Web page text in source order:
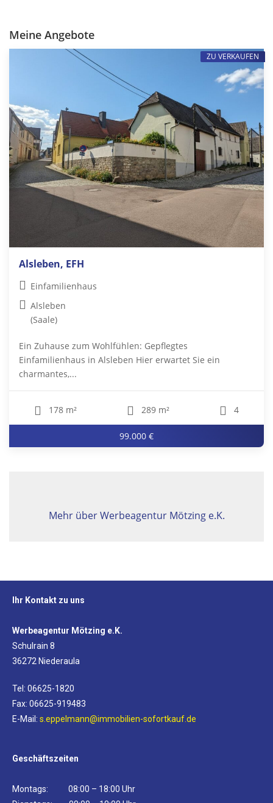
Meine Angebote
Alsleben, EFH
Einfamilienhaus
Alsleben
(Saale)
Ein Zuhause zum Wohlfühlen: Gepflegtes
Einfamilienhaus in Alsleben Hier erwartet Sie ein
charmantes,...
178 m² 289 m² 4
99.000 €
ZU VERKAUFEN
Mehr über Werbeagentur Mötzing e.K.
Ihr Kontakt zu uns
Werbeagentur Mötzing e.K.
Schulrain 8
36272 Niederaula
Tel: 06625-1820
Fax: 06625-919483
E-Mail: s.eppelmann@immobilien-sofortkauf.de
Geschäftszeiten
Montags: 08:00 – 18:00 Uhr